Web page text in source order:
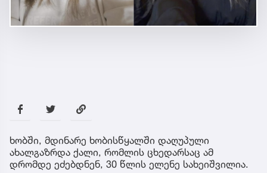
ხობში, მდინარე ხობისწყალში დაღუპული
ახალგაზრდა ქალი, რომლის ცხედარსაც ამ
დრომდე ეძებდნენ, 30 წლის ელენე სახეიშვილია.